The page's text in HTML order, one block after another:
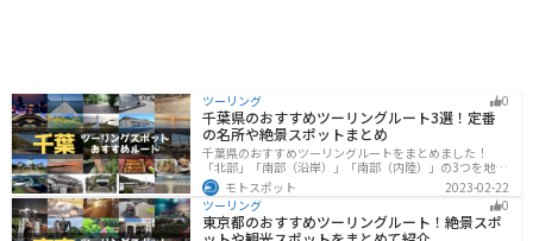
ツーリング 0
千葉県のおすすめツーリングルート3選！定番
の名所や絶景スポットまとめ
千葉県のおすすめツーリングルートをまとめました！
「北部」「南部（沿岸）」「南部（内陸）」の3つを地域
別で紹介します！千葉は首都圏からのアクセスも良く、
海と山どちらも堪能できるのでツーリングには最適な場
所です。
モトスポット
2023-02-22
ツーリング
0
東京都のおすすめツーリングルート！絶景スポ